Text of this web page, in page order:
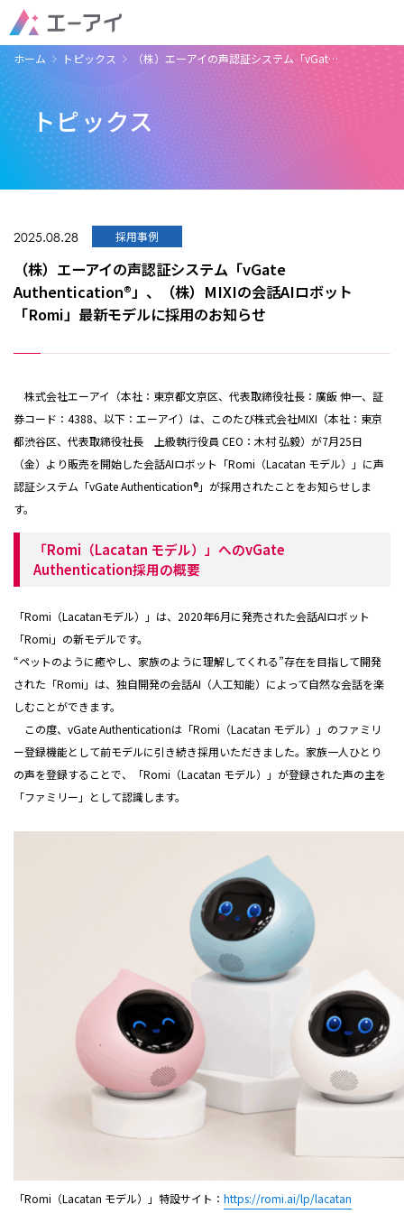
ホーム トピックス （株）エーアイの声認証システム「vGat…
トピックス
2025.08.28 採用事例
（株）エーアイの声認証システム「vGate
Authentication®」、（株）MIXIの会話AIロボット
「Romi」最新モデルに採用のお知らせ
株式会社エーアイ（本社：東京都文京区、代表取締役社長：廣飯 伸一、証
券コード：4388、以下：エーアイ）は、このたび株式会社MIXI（本社：東京
都渋谷区、代表取締役社長 上級執行役員 CEO：⽊村 弘毅）が7月25日
（金）より販売を開始した会話AIロボット「Romi（Lacatan モデル）」に声
認証システム「vGate Authentication®」が採用されたことをお知らせしま
す。
「Romi（Lacatan モデル）」へのvGate
Authentication採用の概要
「Romi（Lacatanモデル）」は、2020年6月に発売された会話AIロボット
「Romi」の新モデルです。
“ペットのように癒やし、家族のように理解してくれる”存在を目指して開発
された「Romi」は、独自開発の会話AI（人工知能）によって自然な会話を楽
しむことができます。
この度、vGate Authenticationは「Romi（Lacatan モデル）」のファミリ
ー登録機能として前モデルに引き続き採用いただきました。家族一人ひとり
の声を登録することで、「Romi（Lacatan モデル）」が登録された声の主を
「ファミリー」として認識します。
「Romi（Lacatan モデル）」特設サイト： https://romi.ai/lp/lacatan